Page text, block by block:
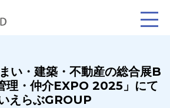
売買仲介
業務向け機能
賃貸管理
い・建築・不動産の総合展B
理・仲介EXPO 2025」にて
えらぶGROUP